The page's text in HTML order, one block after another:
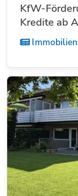
KfW-
Kredite ab